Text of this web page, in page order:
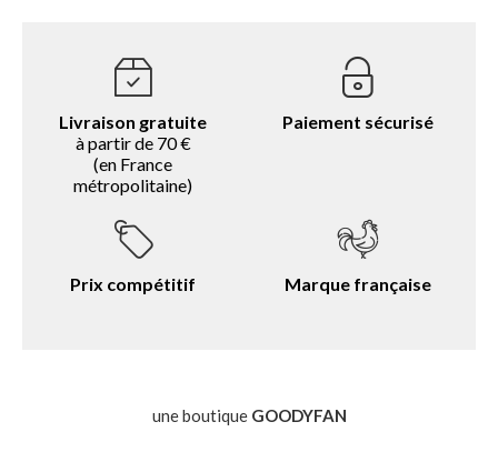
Livraison gratuite
à partir de 70 €
(en France
métropolitaine)
Paiement sécurisé
Prix compétitif Marque française
une boutique GOODYFAN